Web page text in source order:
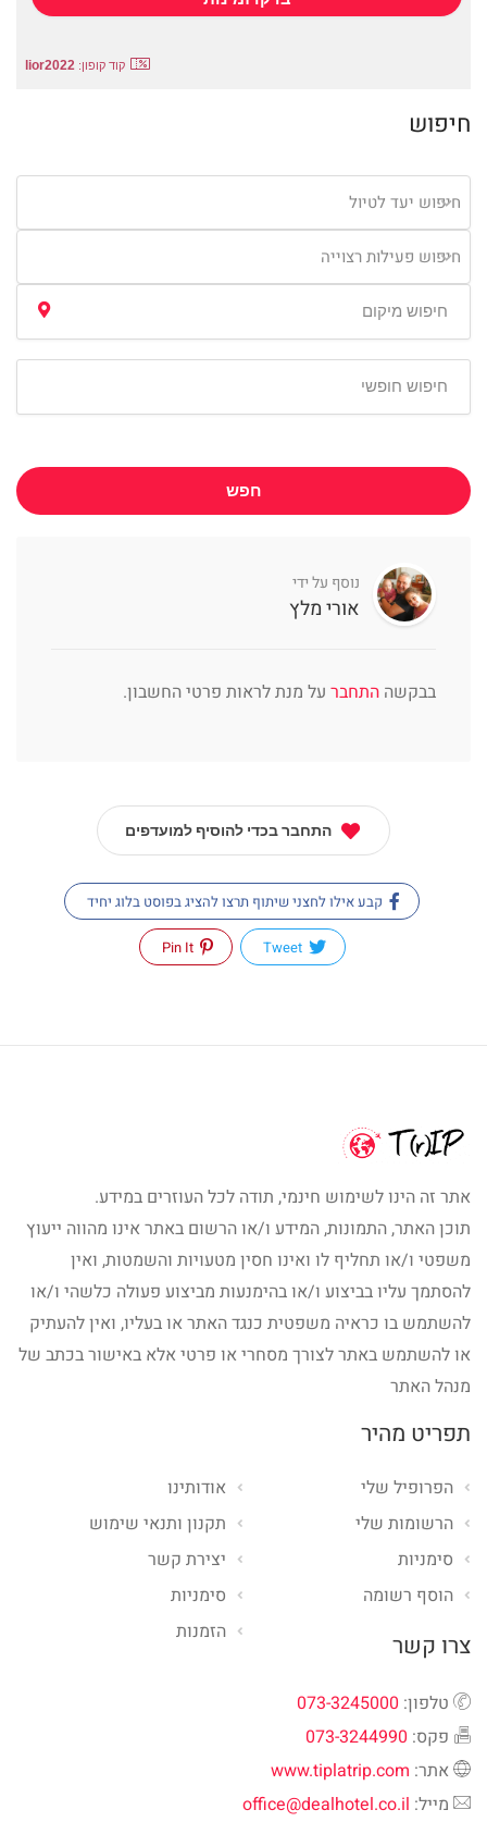
קוד קופון: lior2022
חיפוש
חיפוש יעד לטיול
חיפוש פעילות רצוייה
חפש
נוסף על ידי
אורי מלץ
בבקשה התחבר על מנת לראות פרטי החשבון.
התחבר בכדי להוסיף למועדפים
קבע אילו לחצני שיתוף תרצו להציג בפוסט בלוג יחיד
Tweet
Pin It
אתר זה הינו לשימוש חינמי, תודה לכל העוזרים במידע.
תוכן האתר, התמונות, המידע ו/או הרשום באתר אינו מהווה ייעוץ
משפטי ו/או תחליף לו ואינו חסין מטעויות והשמטות, ואין
להסתמך עליו בביצוע ו/או בהימנעות מביצוע פעולה כלשהי ו/או
להשתמש בו כראיה משפטית כנגד האתר או בעליו, ואין להעתיק
או להשתמש באתר לצורך מסחרי או פרטי אלא באישור בכתב של
מנהל האתר
תפריט מהיר
אודותינו
תקנון ותנאי שימוש
יצירת קשר
סימניות
הזמנות
הפרופיל שלי
הרשומות שלי
סימניות
הוסף רשומה
צרו קשר
טלפון: 073-3245000
פקס: 073-3244990
אתר: www.tiplatrip.com
מייל: office@dealhotel.co.il